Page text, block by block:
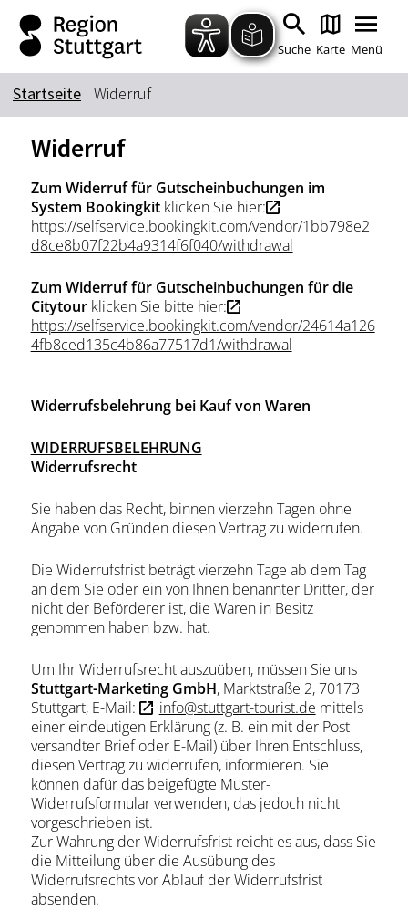
Zum Hauptinhalt springen
Zur Suche springen
Zur Hauptnavigation
Zum Footer springen
Suche Karte Menü
Suchbegriff
Das könnte Sie interessieren
Stadtführungen
Tickets
Erlebnisse
Essen & Trinken
Wein
Automobil
Kultur
Feste & Highlights
Startseite Widerruf
Widerruf
Zum Widerruf für Gutscheinbuchungen im
System Bookingkit klicken Sie hier:
https://selfservice.bookingkit.com/vendor/1bb798e2
d8ce8b07f22b4a9314f6f040/withdrawal
Zum Widerruf für Gutscheinbuchungen für die
Citytourklicken Sie bitte hier:
https://selfservice.bookingkit.com/vendor/24614a126
4fb8ced135c4b86a77517d1/withdrawal
Widerrufsbelehrung bei Kauf von Waren
WIDERRUFSBELEHRUNG
Widerrufsrecht
Sie haben das Recht, binnen vierzehn Tagen ohne
Angabe von Gründen diesen Vertrag zu widerrufen.
Die Widerrufsfrist beträgt vierzehn Tage ab dem Tag
an dem Sie oder ein von Ihnen benannter Dritter, der
nicht der Beförderer ist, die Waren in Besitz
genommen haben bzw. hat.
Um Ihr Widerrufsrecht auszuüben, müssen Sie uns
Stuttgart-Marketing GmbH, Marktstraße 2, 70173
Stuttgart, E-Mail:
info@stuttgart-tourist.de mittels
einer eindeutigen Erklärung (z. B. ein mit der Post
versandter Brief oder E-Mail) über Ihren Entschluss,
diesen Vertrag zu widerrufen, informieren. Sie
können dafür das beigefügte Muster-
Widerrufsformular verwenden, das jedoch nicht
vorgeschrieben ist.
Zur Wahrung der Widerrufsfrist reicht es aus, dass Sie
die Mitteilung über die Ausübung des
Widerrufsrechts vor Ablauf der Widerrufsfrist
absenden.